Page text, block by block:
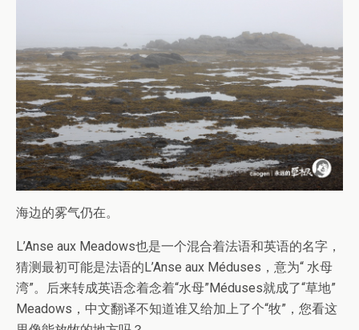
海边的雾气仍在。
L’Anse aux Meadows也是一个混合着法语和英语的名字，
猜测最初可能是法语的L’Anse aux Méduses，意为“ 水母
湾”。后来转成英语念着念着“水母”Méduses就成了“草地”
Meadows，中文翻译不知道谁又给加上了个“牧”，您看这